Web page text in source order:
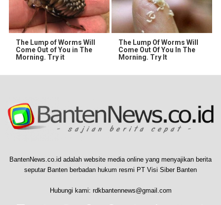
The Lump of Worms Will
Come Out of You in The
Morning. Try it
The Lump Of Worms Will
Come Out Of You In The
Morning. Try It
BantenNews.co.id adalah website media online yang menyajikan berita
seputar Banten berbadan hukum resmi PT Visi Siber Banten
Hubungi kami: rdkbantennews@gmail.com